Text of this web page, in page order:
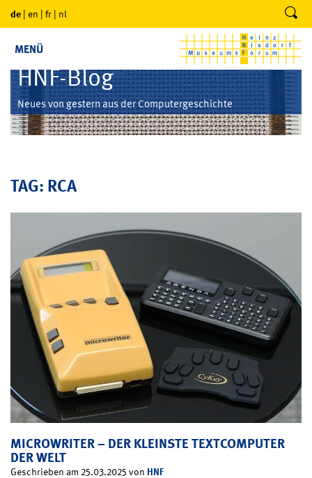
de | en | fr | nl
MENÜ
HNF-Blog
Neues von gestern aus der Computergeschichte
TAG: RCA
MICROWRITER – DER KLEINSTE TEXTCOMPUTER
DER WELT
Geschrieben am 25.03.2025 von HNF